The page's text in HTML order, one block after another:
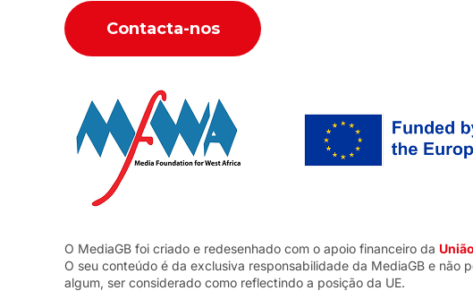
Contacta-nos
O MediaGB foi criado e redesenhado com o apoio financeiro da
O seu conteúdo é da exclusiva responsabilidade da MediaGB e não
algum, ser considerado como reflectindo a posição da UE.